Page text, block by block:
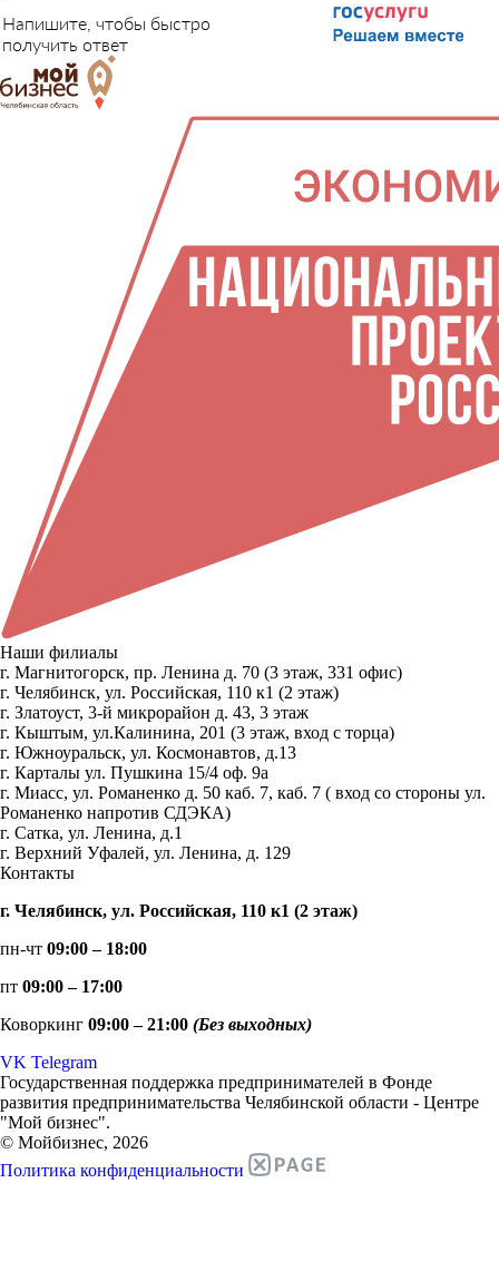
Напишите, чтобы быстро
получить ответ
Наши филиалы
г. Магнитогорск, пр. Ленина д. 70 (3 этаж, 331 офис)
г. Челябинск, ул. Российская, 110 к1 (2 этаж)
г. Златоуст, 3-й микрорайон д. 43, 3 этаж
г. Кыштым, ул.Калинина, 201 (3 этаж, вход с торца)
г. Южноуральск, ул. Космонавтов, д.13
г. Карталы ул. Пушкина 15/4 оф. 9а
г. Миасс, ул. Романенко д. 50 каб. 7, каб. 7 ( вход со стороны ул.
Романенко напротив СДЭКА)
г. Сатка, ул. Ленина, д.1
г. Верхний Уфалей, ул. Ленина, д. 129
Контакты
г. Челябинск, ул. Российская, 110 к1 (2 этаж)
пн-чт 09:00 – 18:00
пт 09:00 – 17:00
Коворкинг 09:00 – 21:00 (Без выходных)
VK Telegram
Государственная поддержка предпринимателей в Фонде
развития предпринимательства Челябинской области - Центре
"Мой бизнес".
© Мойбизнес, 2026
Политика конфиденциальности